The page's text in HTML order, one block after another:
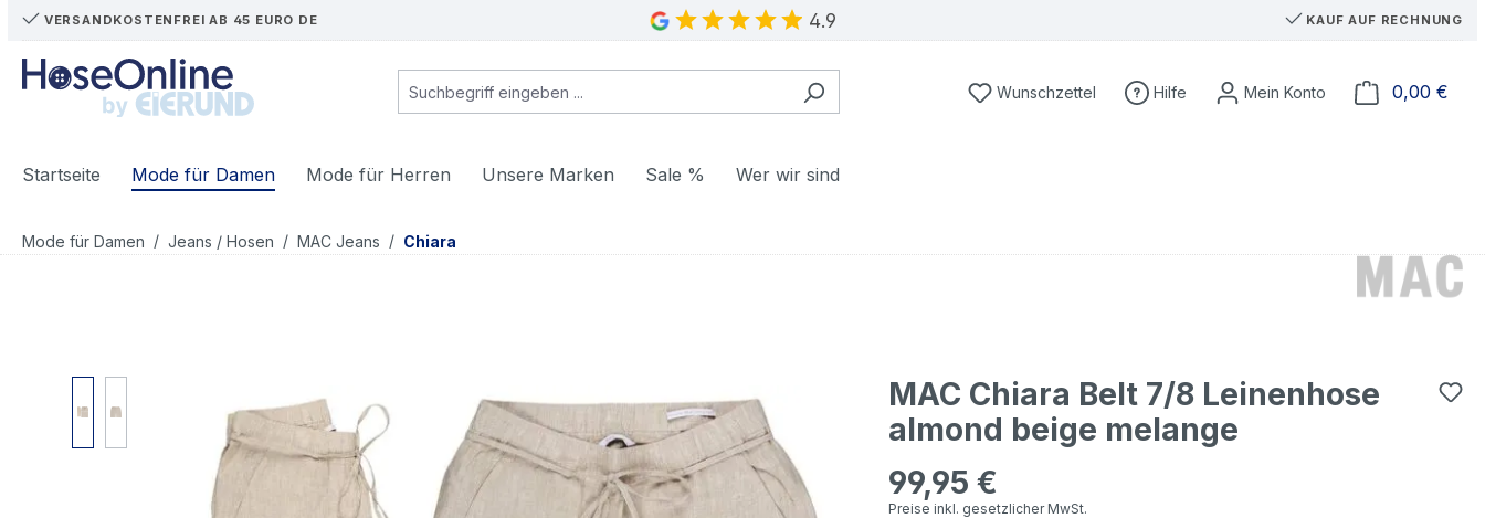
Hauptinhalt springen
Zur Suche springen
Zur Hauptnavigation springen
VERSANDKOSTENFREI AB 45 EURO DE 4.9 KAUF AUF RECHNUNG
Du hast 0 Produkte auf dem Merkzettel
Wunschzettel Hilfe 0,00 €
Startseite Mode für Damen Mode für Herren Unsere Marken Sale % Wer wir sind
Mode für Damen / Jeans / Hosen / MAC Jeans / Chiara
MAC Chiara Belt 7/8 Leinenhose
almond beige melange
Regulärer Preis:
99,95 €
Preise inkl. gesetzlicher MwSt.